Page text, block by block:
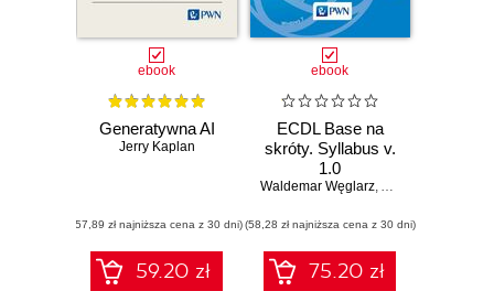
Wydawnictwa
specjalizują się w
dostarczaniu
wiedzy z wielu
w szczególności
nauk ścisłych,
ekonomii,
zarządzania,
informatyki,
psychologii i
ebook
Generatywna AI
Jerry Kaplan
(57,89 zł najniższa cena z 30 dni)
59.20 zł
ebook
ECDL Base na
skróty. Syllabus v.
1.0
Waldemar Węglarz, Alicja Żarowska-
(58,28 zł najniższa cena z 30 dni)
75.20 zł